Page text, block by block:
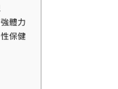
體力
保健